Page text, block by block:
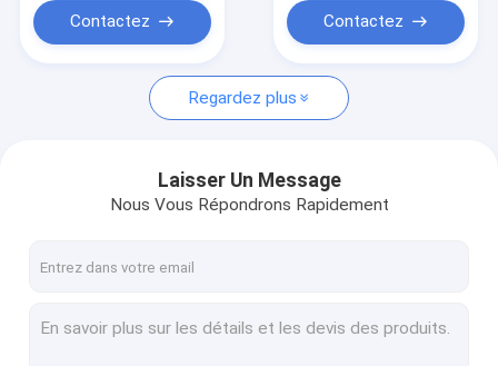
Nouvelles
Demandez un devis
Sacs polyvalents pré-ouverts sur rouleau
douilles de carte
Contactez Contactez
Regardez plus
Laisser Un Message
Nous Vous Répondrons Rapidement